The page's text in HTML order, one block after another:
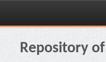
Skip
navigationRepository